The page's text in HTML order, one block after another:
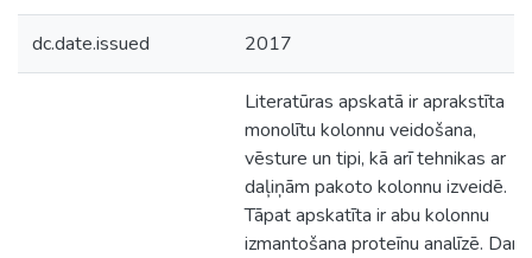
dc.date.issued 2017
Literatūras apskatā ir aprakstīta
monolītu kolonnu veidošana,
vēsture un tipi, kā arī tehnikas ar
daļiņām pakoto kolonnu izveidē.
Tāpat apskatīta ir abu kolonnu
izmantošana proteīnu analīzē.